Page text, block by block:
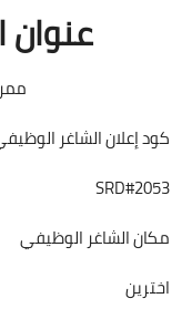
كود إعلان الشاغر
SRD#2053
مكان الشاغر الوظيفي
اخترين